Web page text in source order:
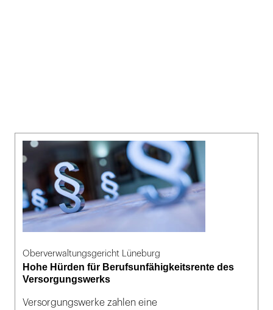
Oberverwaltungsgericht Lüneburg
Hohe Hürden für Berufsunfähigkeitsrente des
Versorgungswerks
Versorgungswerke zahlen eine